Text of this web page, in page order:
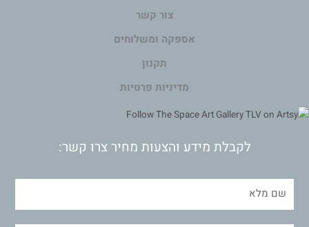
צור קשר
אספקה ומשלוחים
תקנון
מדיניות פרטיות
לקבלת מידע והצעות מחיר צרו קשר: